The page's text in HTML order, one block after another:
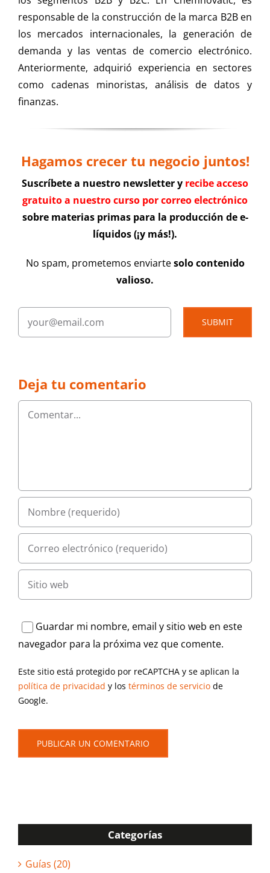
responsable de la construcción de la marca B2B en
los mercados internacionales, la generación de
demanda y las ventas de comercio electrónico.
Anteriormente, adquirió experiencia en sectores
como cadenas minoristas, análisis de datos y
finanzas.
Hagamos crecer tu negocio juntos!
Suscríbete a nuestro newsletter y recibe acceso
gratuito a nuestro curso por correo electrónico
sobre materias primas para la producción de e-
líquidos (¡y más!).
No spam, prometemos enviartesolo contenido
valioso.
SUBMIT
Deja tu comentario
Comentar
Guardar mi nombre, email y sitio web en este
navegador para la próxima vez que comente.
Este sitio está protegido por reCAPTCHA y se aplican la
política de privacidad y los términos de serviciode
Google.
Categorías
Guías (20)